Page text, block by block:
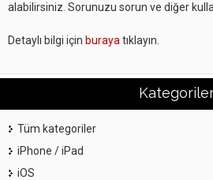
alabilirsiniz. Sorunuzu sorun ve diğer
Detaylı bilgi için buraya tıklayın.
Tüm kategoriler
iPhone / iPad
iOS